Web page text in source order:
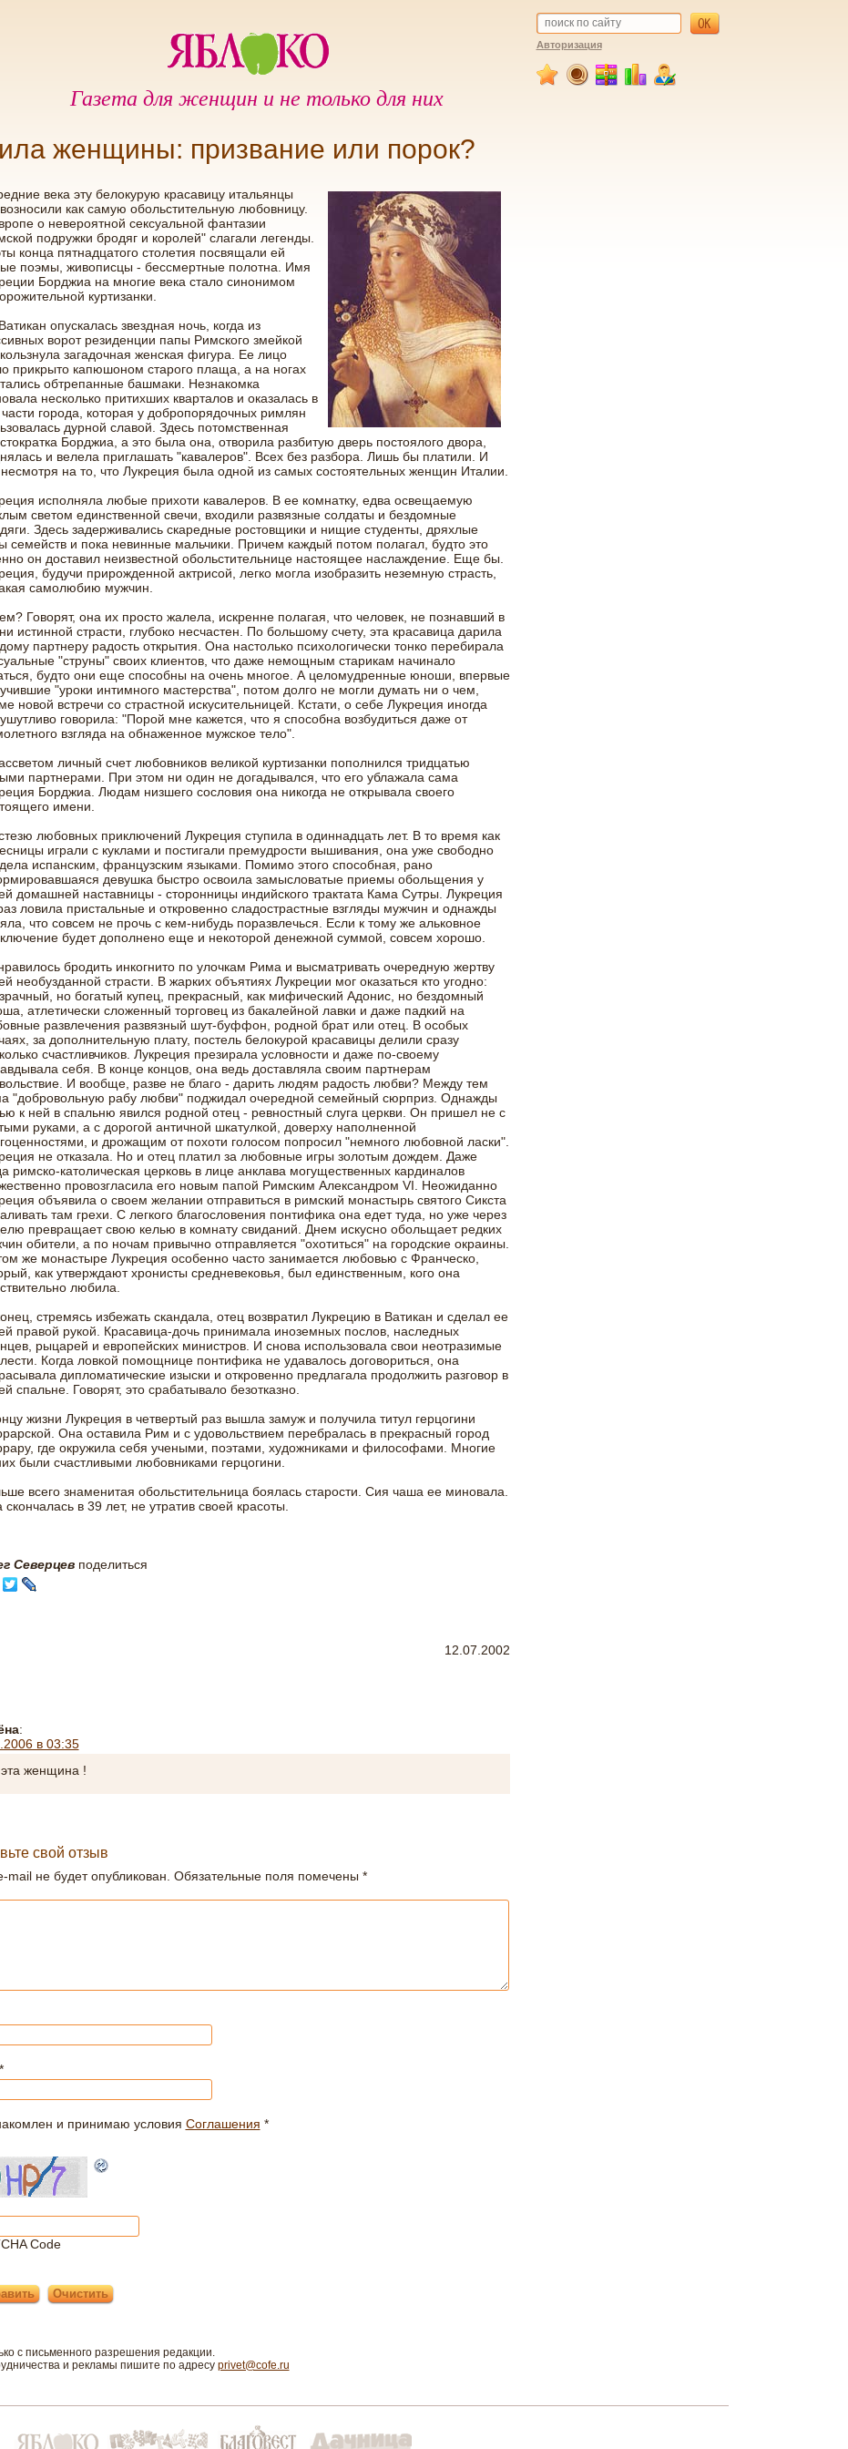
Авторизация
Газета для женщин и не только для них
женщины: призвание или порок?
века эту белокурую красавицу итальянцы
как самую обольстительную любовницу.
о невероятной сексуальной фантазии
подружки бродяг и королей" слагали легенды.
конца пятнадцатого столетия посвящали ей
поэмы, живописцы - бессмертные полотна. Имя
Борджиа на многие века стало синонимом
куртизанки.
опускалась звездная ночь, когда из
ворот резиденции папы Римского змейкой
загадочная женская фигура. Ее лицо
прикрыто капюшоном старого плаща, а на ногах
обтрепанные башмаки. Незнакомка
несколько притихших кварталов и оказалась в
части города, которая у добропорядочных римлян
дурной славой. Здесь потомственная
Борджиа, а это была она, отворила разбитую дверь постоялого двора,
и велела приглашать "кавалеров". Всех без разбора. Лишь бы платили. И
несмотря на то, что Лукреция была одной из самых состоятельных женщин Италии.
исполняла любые прихоти кавалеров. В ее комнатку, едва освещаемую
светом единственной свечи, входили развязные солдаты и бездомные
Здесь задерживались скаредные ростовщики и нищие студенты, дряхлые
семейств и пока невинные мальчики. Причем каждый потом полагал, будто это
он доставил неизвестной обольстительнице настоящее наслаждение. Еще бы.
будучи прирожденной актрисой, легко могла изобразить неземную страсть,
самолюбию мужчин.
Говорят, она их просто жалела, искренне полагая, что человек, не познавший в
истинной страсти, глубоко несчастен. По большому счету, эта красавица дарила
партнеру радость открытия. Она настолько психологически тонко перебирала
"струны" своих клиентов, что даже немощным старикам начинало
будто они еще способны на очень многое. А целомудренные юноши, впервые
"уроки интимного мастерства", потом долго не могли думать ни о чем,
новой встречи со страстной искусительницей. Кстати, о себе Лукреция иногда
говорила: "Порой мне кажется, что я способна возбудиться даже от
взгляда на обнаженное мужское тело".
личный счет любовников великой куртизанки пополнился тридцатью
партнерами. При этом ни один не догадывался, что его ублажала сама
Борджиа. Людам низшего сословия она никогда не открывала своего
имени.
любовных приключений Лукреция ступила в одиннадцать лет. В то время как
играли с куклами и постигали премудрости вышивания, она уже свободно
испанским, французским языками. Помимо этого способная, рано
девушка быстро освоила замысловатые приемы обольщения у
домашней наставницы - сторонницы индийского трактата Кама Сутры. Лукреция
ловила пристальные и откровенно сладострастные взгляды мужчин и однажды
что совсем не прочь с кем-нибудь поразвлечься. Если к тому же альковное
будет дополнено еще и некоторой денежной суммой, совсем хорошо.
бродить инкогнито по улочкам Рима и высматривать очередную жертву
необузданной страсти. В жарких объятиях Лукреции мог оказаться кто угодно:
но богатый купец, прекрасный, как мифический Адонис, но бездомный
атлетически сложенный торговец из бакалейной лавки и даже падкий на
развлечения развязный шут-буффон, родной брат или отец. В особых
за дополнительную плату, постель белокурой красавицы делили сразу
счастливчиков. Лукреция презирала условности и даже по-своему
себя. В конце концов, она ведь доставляла своим партнерам
И вообще, разве не благо - дарить людям радость любви? Между тем
"добровольную рабу любви" поджидал очередной семейный сюрприз. Однажды
к ней в спальню явился родной отец - ревностный слуга церкви. Он пришел не с
руками, а с дорогой античной шкатулкой, доверху наполненной
и дрожащим от похоти голосом попросил "немного любовной ласки".
не отказала. Но и отец платил за любовные игры золотым дождем. Даже
римско-католическая церковь в лице анклава могущественных кардиналов
провозгласила его новым папой Римским Александром VI. Неожиданно
объявила о своем желании отправиться в римский монастырь святого Сикста
там грехи. С легкого благословения понтифика она едет туда, но уже через
превращает свою келью в комнату свиданий. Днем искусно обольщает редких
обители, а по ночам привычно отправляется "охотиться" на городские окраины.
же монастыре Лукреция особенно часто занимается любовью с Франческо,
как утверждают хронисты средневековья, был единственным, кого она
любила.
стремясь избежать скандала, отец возвратил Лукрецию в Ватикан и сделал ее
правой рукой. Красавица-дочь принимала иноземных послов, наследных
рыцарей и европейских министров. И снова использовала свои неотразимые
Когда ловкой помощнице понтифика не удавалось договориться, она
дипломатические изыски и откровенно предлагала продолжить разговор в
спальне. Говорят, это срабатывало безотказно.
жизни Лукреция в четвертый раз вышла замуж и получила титул герцогини
Она оставила Рим и с удовольствием перебралась в прекрасный город
где окружила себя учеными, поэтами, художниками и философами. Многие
были счастливыми любовниками герцогини.
всего знаменитая обольстительница боялась старости. Сия чаша ее миновала.
в 39 лет, не утратив своей красоты.
Северцев поделиться
12.07.2002
:
в 03:35
женщина !
свой отзыв
mail не будет опубликован. Обязательные поля помечены *
и принимаю условия Соглашения *
Code
с письменного разрешения редакции.
и рекламы пишите по адресу privet@cofe.ru